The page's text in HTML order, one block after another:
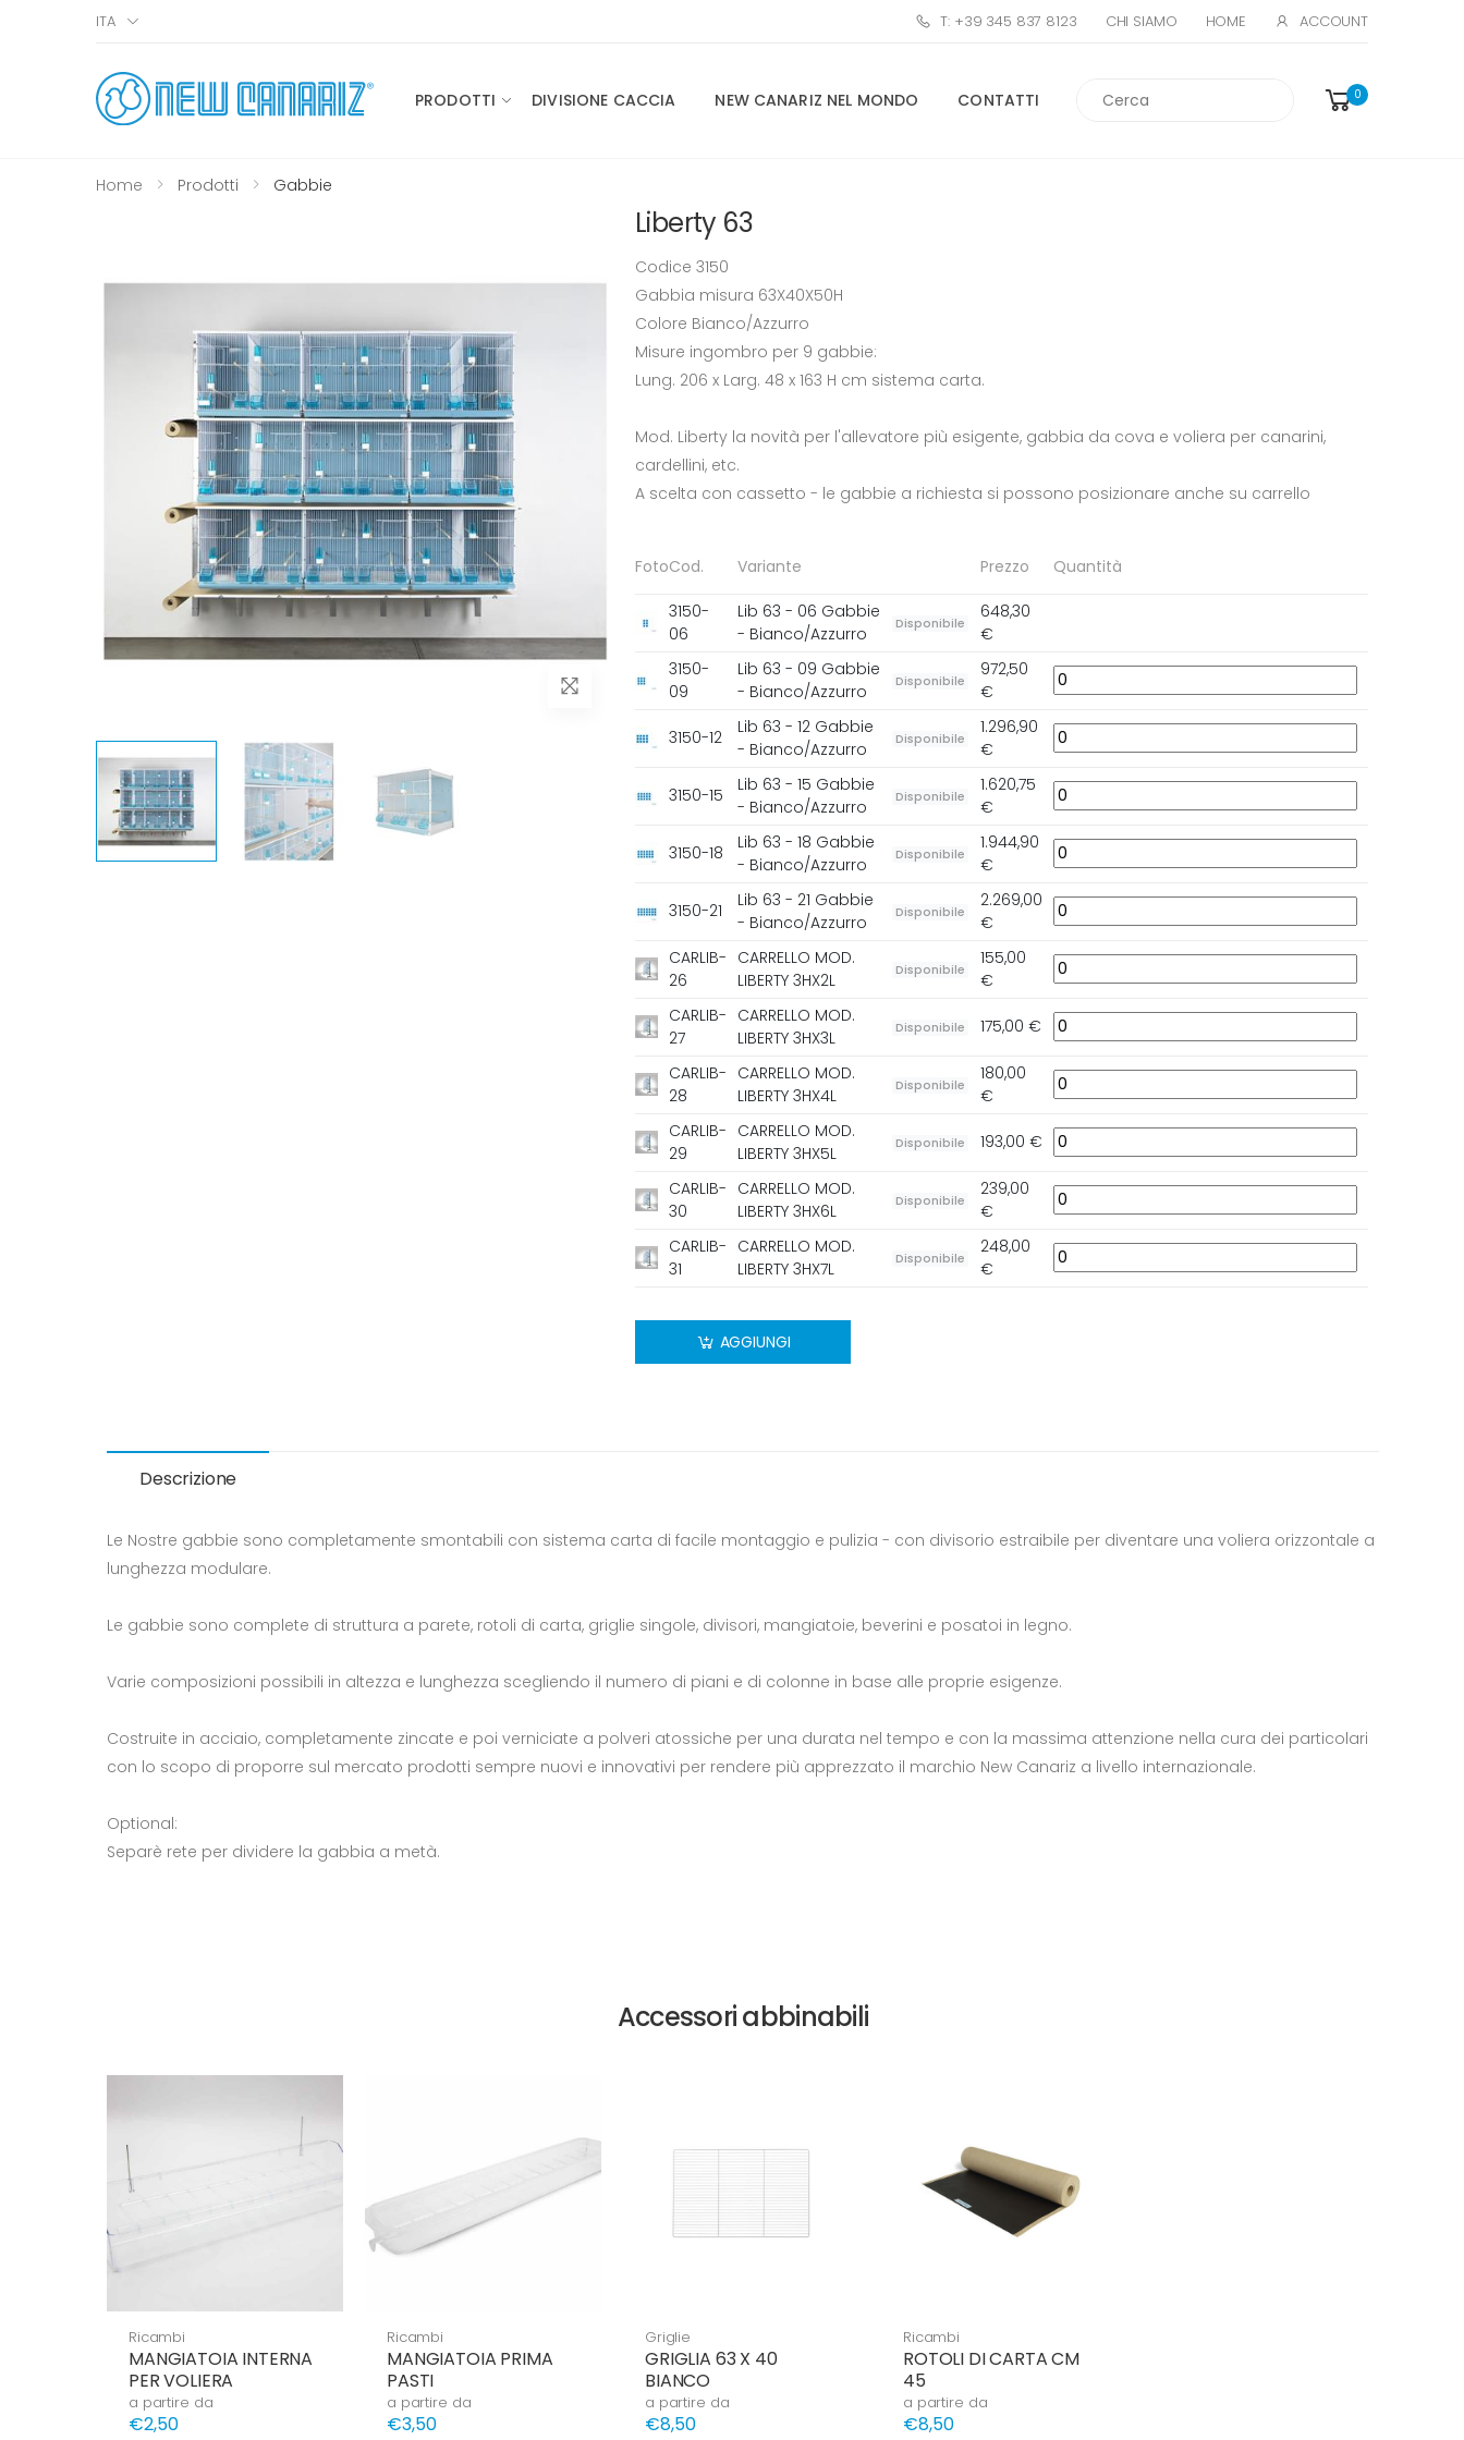
ITA T: +39 345 837 8123 CHI SIAMO HOME ACCOUNT
PRODOTTI DIVISIONE CACCIA NEW CANARIZ NEL MONDO CONTATTI 0
Home Prodotti Gabbie
Liberty 63
Codice 3150
Gabbia misura 63X40X50H
Colore Bianco/Azzurro
Misure ingombro per 9 gabbie:
Lung. 206 x Larg. 48 x 163 H cm sistema carta.
Mod. Liberty la novità per l'allevatore più esigente, gabbia da cova e voliera per canarini,
cardellini, etc.
A scelta con cassetto - le gabbie a richiesta si possono posizionare anche su carrello
FotoCod. Variante Prezzo Quantità
3150-
06
Lib 63 - 06 Gabbie
- Bianco/Azzurro
Disponibile
648,30
€
3150-
09
Lib 63 - 09 Gabbie
- Bianco/Azzurro
Disponibile
972,50
€
3150-12
Lib 63 - 12 Gabbie
- Bianco/Azzurro
Disponibile
1.296,90
€
3150-15
Lib 63 - 15 Gabbie
- Bianco/Azzurro
Disponibile
1.620,75
€
3150-18
Lib 63 - 18 Gabbie
- Bianco/Azzurro
Disponibile
1.944,90
€
3150-21
Lib 63 - 21 Gabbie
- Bianco/Azzurro
Disponibile
2.269,00
€
CARLIB-
26
CARRELLO MOD.
LIBERTY 3HX2L
Disponibile
155,00
€
CARLIB-
27
CARRELLO MOD.
LIBERTY 3HX3L
Disponibile 175,00 €
CARLIB-
28
CARRELLO MOD.
LIBERTY 3HX4L
Disponibile
180,00
€
CARLIB-
29
CARRELLO MOD.
LIBERTY 3HX5L
Disponibile 193,00 €
CARLIB-
30
CARRELLO MOD.
LIBERTY 3HX6L
Disponibile
239,00
€
CARLIB-
31
CARRELLO MOD.
LIBERTY 3HX7L
Disponibile
248,00
€
AGGIUNGI
Descrizione
Le Nostre gabbie sono completamente smontabili con sistema carta di facile montaggio e pulizia - con divisorio estraibile per diventare una voliera orizzontale a
lunghezza modulare.
Le gabbie sono complete di struttura a parete, rotoli di carta, griglie singole, divisori, mangiatoie, beverini e posatoi in legno.
Varie composizioni possibili in altezza e lunghezza scegliendo il numero di piani e di colonne in base alle proprie esigenze.
Costruite in acciaio, completamente zincate e poi verniciate a polveri atossiche per una durata nel tempo e con la massima attenzione nella cura dei particolari
con lo scopo di proporre sul mercato prodotti sempre nuovi e innovativi per rendere più apprezzato il marchio New Canariz a livello internazionale.
Optional:
Separè rete per dividere la gabbia a metà.
Accessori abbinabili
Ricambi
MANGIATOIA INTERNA
PER VOLIERA
a partire da
€2,50
Ricambi
MANGIATOIA PRIMA
PASTI
a partire da
€3,50
Griglie
GRIGLIA 63 X 40
BIANCO
a partire da
€8,50
Ricambi
ROTOLI DI CARTA CM
45
a partire da
€8,50